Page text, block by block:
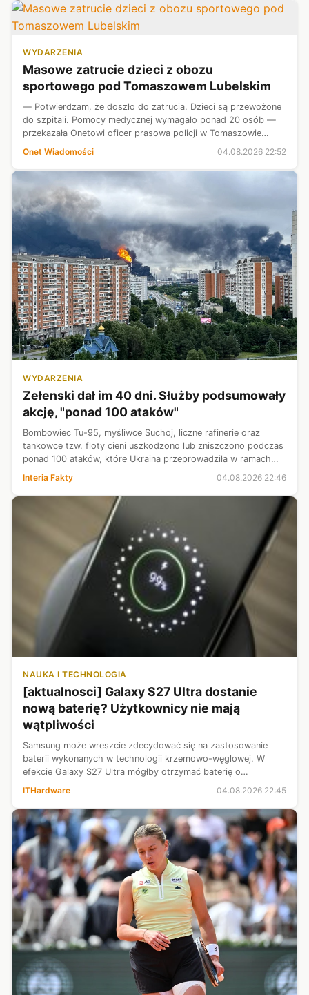
WYDARZENIA
Masowe zatrucie dzieci z obozu
sportowego pod Tomaszowem Lubelskim
— Potwierdzam, że doszło do zatrucia. Dzieci są przewożone
do szpitali. Pomocy medycznej wymagało ponad 20 osób —
przekazała Onetowi oficer prasowa policji w Tomaszowie
Lubelskim, asp. Małgorzata Pawłowska.
Onet Wiadomości 04.08.2026 22:52
WYDARZENIA
Zełenski dał im 40 dni. Służby podsumowały
akcję, "ponad 100 ataków"
Bombowiec Tu-95, myśliwce Suchoj, liczne rafinerie oraz
tankowce tzw. floty cieni uszkodzono lub zniszczono podczas
ponad 100 ataków, które Ukraina przeprowadziła w ramach
40-dniowej kampanii przeciwko Rosji. "Operacja stała się
skutecznym mechanizme...
Interia Fakty 04.08.2026 22:46
NAUKA I TECHNOLOGIA
[aktualnosci] Galaxy S27 Ultra dostanie
nową baterię? Użytkownicy nie mają
wątpliwości
Samsung może wreszcie zdecydować się na zastosowanie
baterii wykonanych w technologii krzemowo-węglowej. W
efekcie Galaxy S27 Ultra mógłby otrzymać baterię o
ITHardware 04.08.2026 22:45